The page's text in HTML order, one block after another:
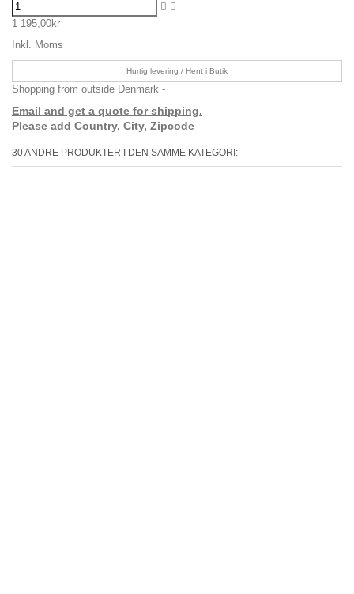
1 195,00kr
Inkl. Moms
Hurtig levering / Hent i Butik
Shopping from outside Denmark -
Email and get a quote for shipping.
Please add Country, City, Zipcode
30 ANDRE PRODUKTER I DEN SAMME KATEGORI: